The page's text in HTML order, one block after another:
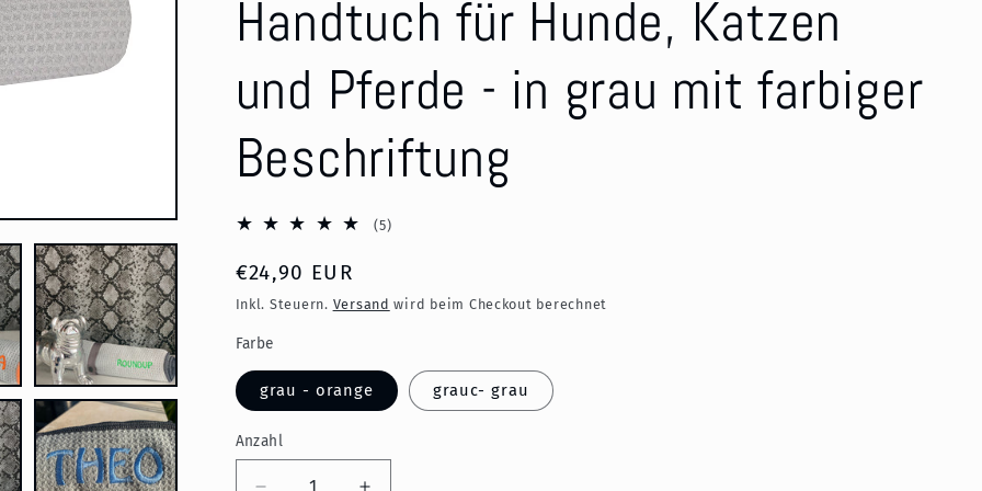
Handtuch für Hunde, Katzen
und Pferde - in grau mit farbiger
Beschriftung
(5)5
Normaler
Preis
€24,90 EUR
Inkl. Steuern. Versand wird beim Checkout berechnet
Farbe
grau - orange grauc- grau
Anzahl